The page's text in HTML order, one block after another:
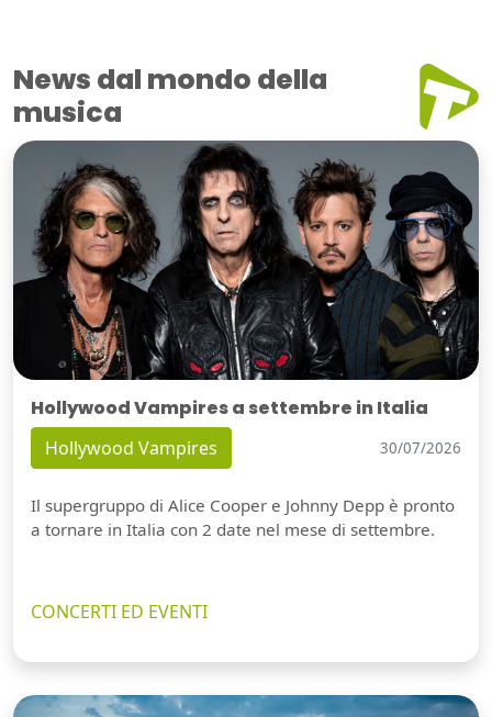
News dal mondo della
musica
Hollywood Vampires a settembre in Italia
Hollywood Vampires 30/07/2026
Il supergruppo di Alice Cooper e Johnny Depp è pronto
a tornare in Italia con 2 date nel mese di settembre.
CONCERTI ED EVENTI